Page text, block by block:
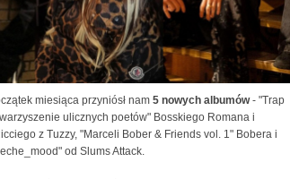
miesiąca przyniósł nam 5 nowych albumów- "Trap
ulicznych poetów" Bosskiego Romana i
z Tuzzy, "Marceli Bober & Friends vol. 1" Bobera i
od Slums Attack.